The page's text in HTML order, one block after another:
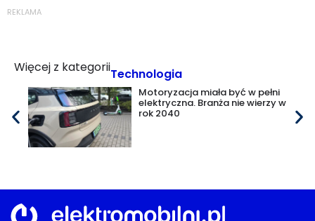
REKLAMA
Więcej z kategoriiTechnologia
Motoryzacja miała być w pełni
elektryczna. Branża nie wierzy w
rok 2040